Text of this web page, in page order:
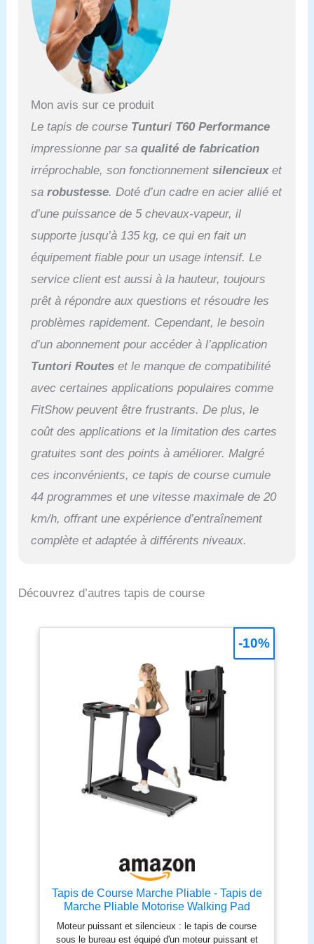
Mon avis sur ce produit
Le tapis de course Tunturi T60 Performance
impressionne par saqualité de fabrication
irréprochable, son fonctionnementsilencieuxet
sarobustesse. Doté d’un cadre en acier allié et
d’une puissance de 5 chevaux-vapeur, il
supporte jusqu’à 135 kg, ce qui en fait un
équipement fiable pour un usage intensif. Le
service client est aussi à la hauteur, toujours
prêt à répondre aux questions et résoudre les
problèmes rapidement. Cependant, le besoin
d’un abonnement pour accéder à l’application
Tuntori Routes et le manque de compatibilité
avec certaines applications populaires comme
FitShow peuvent être frustrants. De plus, le
coût des applications et la limitation des cartes
gratuites sont des points à améliorer. Malgré
ces inconvénients, ce tapis de course cumule
44 programmes et une vitesse maximale de 20
km/h, offrant une expérience d’entraînement
complète et adaptée à différents niveaux.
Découvrez d’autres tapis de course
Tapis de Course Marche Pliable - Tapis de
Marche Pliable Motorise Walking Pad
Electrique Silencieux Tapis Roulant 10
km/h Treadmill Compact pour la Maison et
Moteur puissant et silencieux : le tapis de course
sous le bureau est équipé d'un moteur puissant et
-10%